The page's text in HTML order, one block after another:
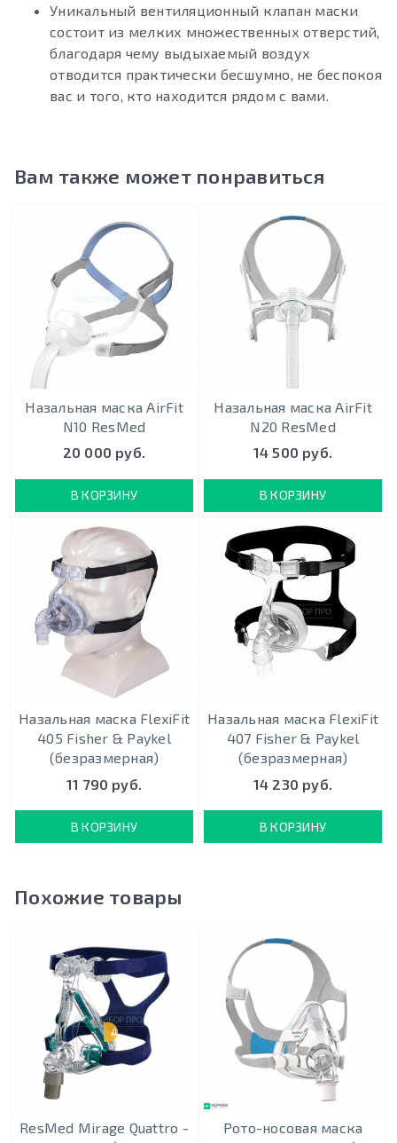
Уникальный вентиляционный клапан маски
состоит из мелких множественных отверстий,
благодаря чему выдыхаемый воздух
отводится практически бесшумно, не беспокоя
вас и того, кто находится рядом с вами.
Вам также может понравиться
Назальная маска AirFit
N10 ResMed
20 000 руб.
В КОРЗИНУ
Назальная маска AirFit
N20 ResMed
14 500 руб.
В КОРЗИНУ
Назальная маска FlexiFit
405 Fisher & Paykel
(безразмерная)
11 790 руб.
В КОРЗИНУ
Назальная маска FlexiFit
407 Fisher & Paykel
(безразмерная)
14 230 руб.
В КОРЗИНУ
Похожие товары
ДЕТСКАЯ
ResMed Mirage Quattro -
Рото-носовая маска